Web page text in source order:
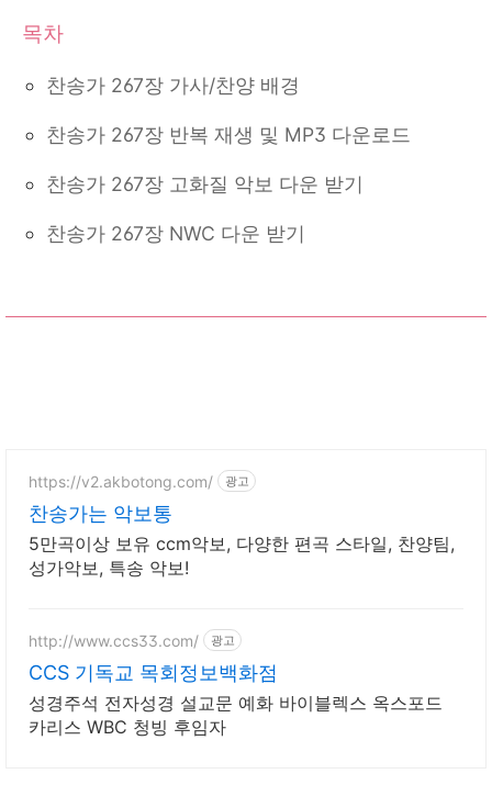
찬송가 267장 가사/찬양 배경
찬송가 267장 반복 재생 및 MP3 다운로드
찬송가 267장 고화질 악보 다운 받기
찬송가 267장 NWC 다운 받기
https://v2.akbotong.com/ 광고
찬송가는 악보통
5만곡이상 보유 ccm악보, 다양한 편곡 스타일, 찬양팀,
성가악보, 특송 악보!
http://www.ccs33.com/ 광고
CCS 기독교 목회정보백화점
성경주석 전자성경 설교문 예화 바이블렉스 옥스포드
카리스 WBC 청빙 후임자